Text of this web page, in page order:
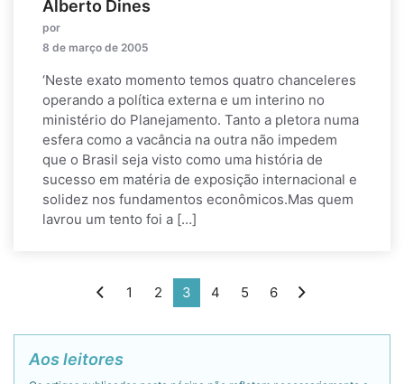
Alberto Dines
por
8 de março de 2005
‘Neste exato momento temos quatro chanceleres
operando a política externa e um interino no
ministério do Planejamento. Tanto a pletora numa
esfera como a vacância na outra não impedem
que o Brasil seja visto como uma história de
sucesso em matéria de exposição internacional e
solidez nos fundamentos econômicos.Mas quem
lavrou um tento foi a […]
1 2 3 4 5 6
Aos leitores